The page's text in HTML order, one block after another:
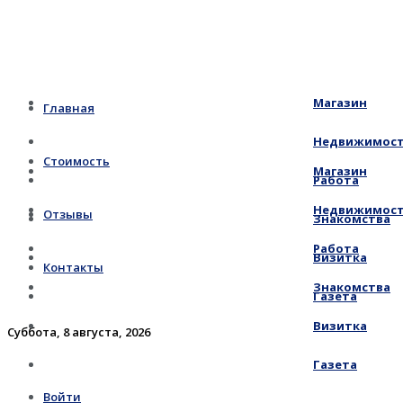
Главная
Стоимость
Отзывы
Контакты
Суббота, 8 августа, 2026
Войти
Магазин
Работа
Знакомства
Визитка
Газета
Магазин
Работа
Знакомства
Визитка
Газета